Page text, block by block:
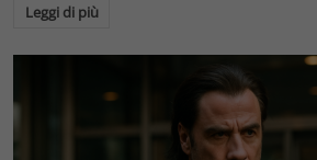
Leggi di più